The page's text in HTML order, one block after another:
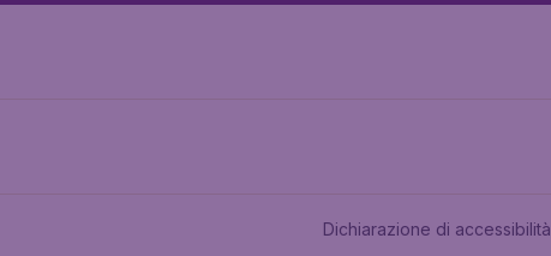
Dichiarazione di accessibilità